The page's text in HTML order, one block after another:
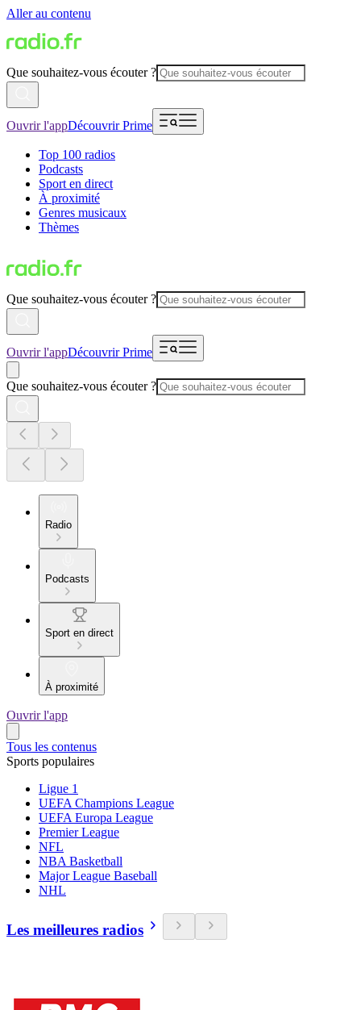
Aller au contenu
Que souhaitez-vous écouter ?
Ouvrir l'appDécouvrir Prime
Top 100 radios
Podcasts
Sport en direct
À proximité
Genres musicaux
Thèmes
Que souhaitez-vous écouter ?
Ouvrir l'appDécouvrir Prime
Que souhaitez-vous écouter ?
Radio
Podcasts
Sport en direct
À proximité
Ouvrir l'app
Tous les contenus
Sports populaires
Ligue 1
UEFA Champions League
UEFA Europa League
Premier League
NFL
NBA Basketball
Major League Baseball
NHL
Les meilleures radios